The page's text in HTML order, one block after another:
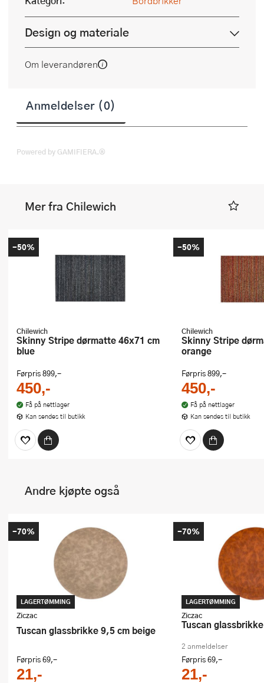
Design og materiale
Om leverandøren
Anmeldelser (0)
Powered by GAMIFIERA.®
Mer fra Chilewich
Chilewich
Skinny Stripe dørmatte 46x71 cm
blue
Førpris899,-
450,-
Få på nettlager
Kan sendes til butikk
-50%
Chilewich
Skinny Stripe dørmatte 46x71 cm
orange
Førpris899,-
450,-
Få på nettlager
Kan sendes til butikk
-50%
Andre kjøpte også
LAGERTØMMING
Ziczac
Tuscan glassbrikke 9,5 cm beige
Førpris69,-
21,-
-70%
LAGERTØMMING
Ziczac
Tuscan
2 anmeldelser
Førpris69,-
21,-
-70%